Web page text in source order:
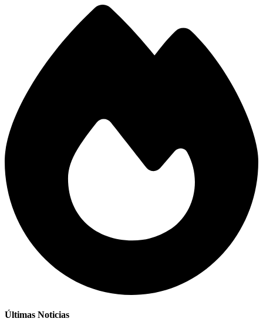
Últimas Noticias